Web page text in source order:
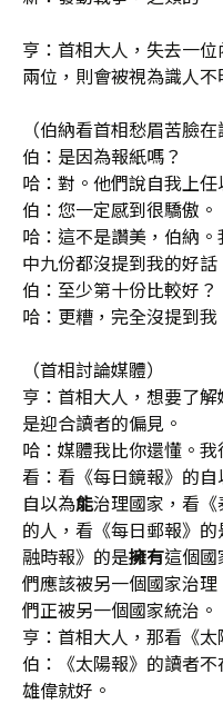
亨：首相大人，失去一
兩位，則會被視為識人不
（伯納看首相愁眉苦臉在
伯：是因為報紙嗎？
哈：對。他們說自我上
伯：您一定感到很驕傲。
哈：這不是讚美，伯納
中九份都沒提到我的好話
伯：至少第十份比較好？
哈：更糟，完全沒提到我
（首相討論媒體）
亨：首相大人，想要了
是迎合讀者的偏見。
哈：媒體我比你還懂。
看：看《每日鏡報》的自
自以為能治理國家，看
的人，看《每日郵報》
融時報》的是擁有這個
們應該被另一個國家治
們正被另一個國家統治。
亨：首相大人，那看《太
伯：《太陽報》的讀者
雄偉就好。